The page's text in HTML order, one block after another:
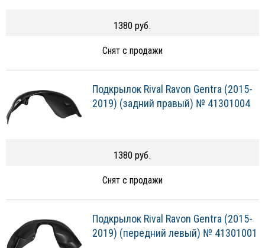
1380 руб.
Снят с продажи
Подкрылок Rival Ravon Gentra (2015-
2019) (задний правый) № 41301004
1380 руб.
Снят с продажи
Подкрылок Rival Ravon Gentra (2015-
2019) (передний левый) № 41301001